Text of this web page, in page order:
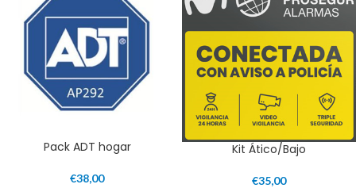
Pack ADT hogar
€38,00
Kit Ático/Bajo
€35,00